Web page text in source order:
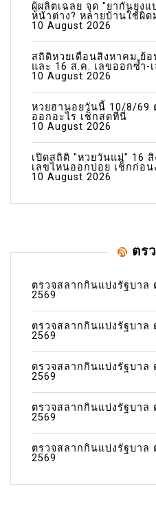
ผู้ผลิตเฉลย จุด "ยากันยุง
หน้าต่าง? หลายบ้านใช้ผิด
10 August 2026
สถิติหวยเดือนสิงหาคม ย้อ
และ 16 ส.ค. เลขออกซ้ำ-
10 August 2026
หวยฮานอยวันนี้ 10/8/69
ออกอะไร เช็กสดที่นี่
10 August 2026
เปิดสถิติ "หวยวันแม่" 16
เลขไหนออกบ่อย เช็กก่อ
10 August 2026
ตร
ตรวจสลากกินแบ่งรัฐบาล
2569
ตรวจสลากกินแบ่งรัฐบาล
2569
ตรวจสลากกินแบ่งรัฐบาล
2569
ตรวจสลากกินแบ่งรัฐบาล
2569
ตรวจสลากกินแบ่งรัฐบาล
2569